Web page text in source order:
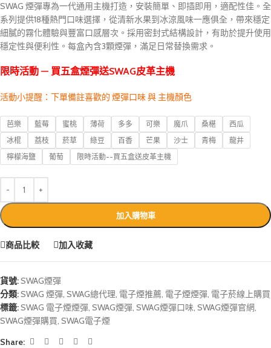
SWAG 煙彈專為一代通用主機打造，安裝簡單、即插即用，適配性佳。全
系列提供18種熱門口味選擇，從清新水果到冰涼風味一應俱全，帶來穩定
細膩的霧化體驗與豐富口感層次。採用密封式結構設計，有助於提升使用
穩定性與便利性。每盒內含3顆煙彈，滿足日常替換需求。
限時活動 — 買五盒煙彈送SWAG皮革主機
活動小提醒：下單備註喜歡的 煙彈口味 與 主機顏色
芭樂 藍莓 蜜桃 薄荷 多多 可樂 魔爪 桑椹
西瓜
冰棍
荔枝 菸草 綠豆 百香 芒果 沙士 青梅
龍井
檸檬海鹽
葡萄 限時活動--買五盒送皮革主機
加入購物車
商品比較 加入收藏
貨號:SWAG煙彈
分類:SWAG 煙彈, SWAG總代理, 電子煙推薦, 電子煙煙彈, 電子菸線上購買
標籤:SWAG 電子煙煙彈, SWAG煙彈, SWAG煙彈口味, SWAG煙彈官網,
SWAG煙彈購買, SWAG電子煙
Share: